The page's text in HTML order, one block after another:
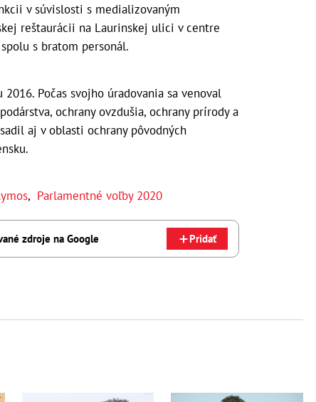
v súvislosti s medializovaným
reštaurácii na Laurinskej ulici v centre
s bratom personál.
Počas svojho úradovania sa venoval
ochrany ovzdušia, ochrany prírody a
aj v oblasti ochrany pôvodných
, Parlamentné voľby 2020
zdroje na Google Pridať